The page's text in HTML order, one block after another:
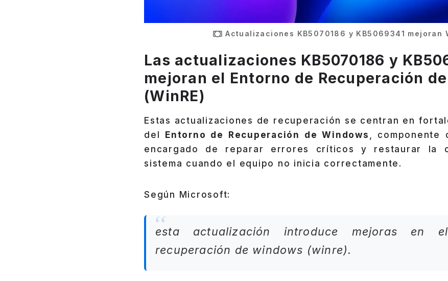
Actualizaciones KB5070186 y KB5069341 mejoran
Las actualizaciones KB5070186 y
mejoran el Entorno de Recuperación
(WinRE)
Estas actualizaciones de recuperación se centran en
del Entorno de Recuperación de Windows
, componente
encargado de reparar errores críticos y restaurar la
sistema cuando el equipo no inicia correctamente.
Según Microsoft:
esta actualización introduce mejoras en
recuperación de windows (winre).